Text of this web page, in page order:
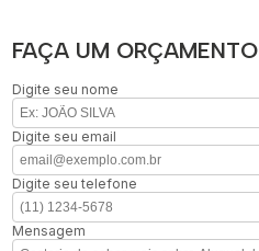
FAÇA UM ORÇAMENTO
Digite seu nome
Digite seu email
Digite seu telefone
Mensagem